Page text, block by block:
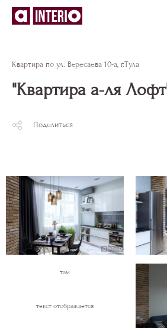
Квартира по ул. Вересаева 10-а, г.Тула
"Квартира а-ля
Поделиться
там
текст отображается